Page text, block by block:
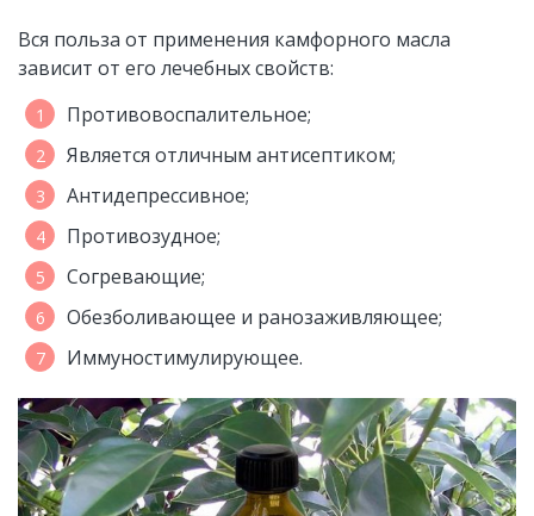
Вся польза от применения камфорного масла
зависит от его лечебных свойств:
Противовоспалительное;
Является отличным антисептиком;
Антидепрессивное;
Противозудное;
Согревающие;
Обезболивающее и ранозаживляющее;
Иммуностимулирующее.